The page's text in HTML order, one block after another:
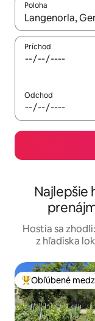
Poloha
Keď budú
Príchod
Odchod
Najlepšie
Hostia sa
z hľadiska
Najobľúbenejšie
Obľúbené